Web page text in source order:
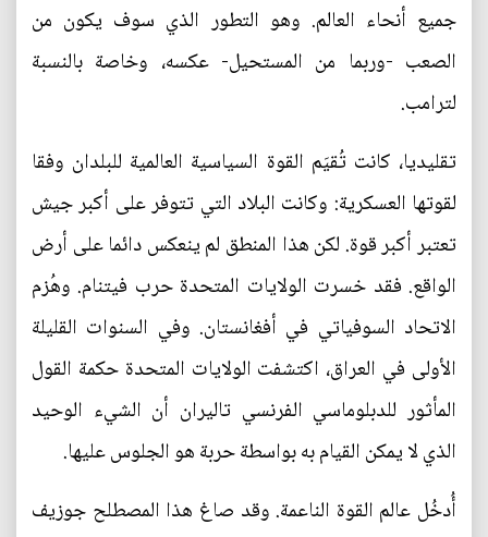
جميع أنحاء العالم. وهو التطور الذي سوف يكون من
الصعب -وربما من المستحيل- عكسه، وخاصة بالنسبة
لترامب.
تقليديا، كانت تُقيَم القوة السياسية العالمية للبلدان وفقا
لقوتها العسكرية: وكانت البلاد التي تتوفر على أكبر جيش
تعتبر أكبر قوة. لكن هذا المنطق لم ينعكس دائما على أرض
الواقع. فقد خسرت الولايات المتحدة حرب فيتنام. وهُزم
الاتحاد السوفياتي في أفغانستان. وفي السنوات القليلة
الأولى في العراق، اكتشفت الولايات المتحدة حكمة القول
المأثور للدبلوماسي الفرنسي تاليران أن الشيء الوحيد
الذي لا يمكن القيام به بواسطة حربة هو الجلوس عليها.
أُدخُل عالم القوة الناعمة. وقد صاغ هذا المصطلح جوزيف